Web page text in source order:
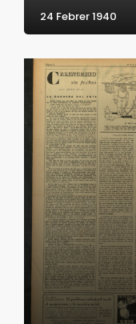
24 Febrer 1940